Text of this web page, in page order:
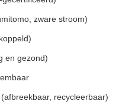
zware stroom)
en gezond)
recycleerbaar)